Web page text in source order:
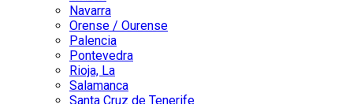
Navarra
Orense / Ourense
Palencia
Pontevedra
Rioja, La
Salamanca
Santa Cruz de Tenerife